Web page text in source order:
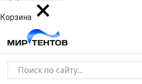
Корзина